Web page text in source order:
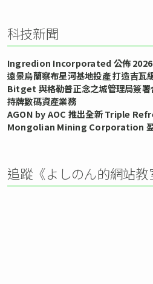
科技新聞
Ingredion Incorporated 公佈 2026
遠景烏蘭察布星河基地投產 打造吉瓦
Bitget 與格勒普正念之城管理局簽署
持牌數碼資產業務
AGON by AOC 推出全新 Triple
Mongolian Mining Corporation
追蹤《よしのん的網站教